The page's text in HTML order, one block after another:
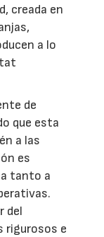
creada en
a lo
de
que esta
a las
es
tanto a
del
rigurosos e